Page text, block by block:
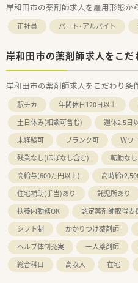
岸和田市の薬剤師求人を雇用形態か
正社員 パート・アルバイト
岸和田市の薬剤師求人をこだ
岸和田市の薬剤師求人をこだわり条
駅チカ 年間休日120日以上
土日休み(相談可含む)
週休2.5日
未経験可
ブランク可 Ｗワ
残業なし(ほぼなし含む)
転勤なし
高給与(600万円以上)
高時給
住宅補助(手当)あり
託児所あり
扶養内勤務OK
認定薬剤師取得支
シフト制
かかりつけ薬剤師
ヘルプ体制充実
一人薬剤師
総合科目
高収入 在宅